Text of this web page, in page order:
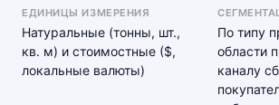
ЕДИНИЦЫ ИЗМЕРЕНИЯ
Натуральные (тонны, шт.,
кв. м) и стоимостные ($,
локальные валюты)
По типу
области
каналу